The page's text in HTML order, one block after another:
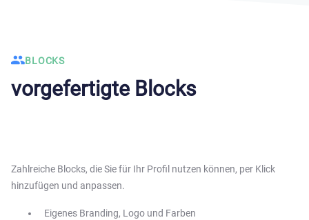
BLOCKS
vorgefertigte Blocks
Zahlreiche Blocks, die Sie für Ihr Profil nutzen können, per Klick
hinzufügen und anpassen.
Eigenes Branding, Logo und Farben